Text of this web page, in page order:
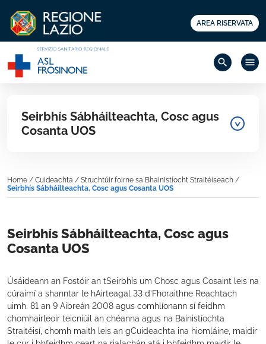
AREA RISERVATA
search menu
Seirbhís Sábháilteachta, Cosc agus
Cosanta UOS
Home / Cuideachta / Struchtúir foirne sa Bhainistíocht Straitéiseach /
Seirbhís Sábháilteachta, Cosc agus Cosanta UOS
Seirbhís Sábháilteachta, Cosc agus
Cosanta UOS
Úsáideann an Fostóir an tSeirbhís um Chosc agus Cosaint leis na
cúraimí a shanntar le hAirteagal 33 d’Fhoraithne Reachtach
uimh. 81 an 9 Aibreán 2008 agus comhlíonann sí feidhm
chomhairleoir teicniúil an chéanna agus na Bainistíochta
Straitéisí, chomh maith leis an gCuideachta ina hiomláine, maidir